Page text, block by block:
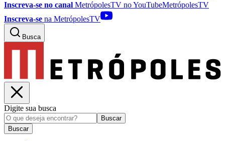
Inscreva-se no canal MetrópolesTV noYouTubeMetrópolesTV
Inscreva-se na MetrópolesTV
Busca
Digite sua busca
Buscar
Buscar